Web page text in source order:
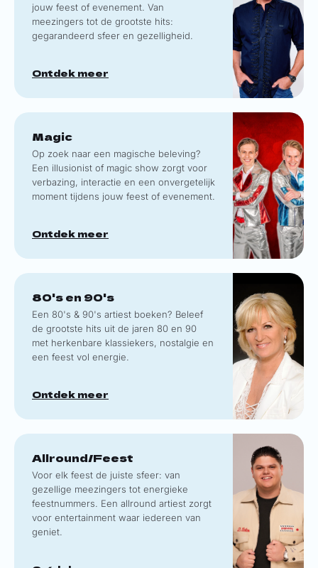
jouw feest of evenement. Van
meezingers tot de grootste hits:
gegarandeerd sfeer en gezelligheid.
Ontdek meer
Magic
Op zoek naar een magische beleving?
Een illusionist of magic show zorgt voor
verbazing, interactie en een onvergetelijk
moment tijdens jouw feest of evenement.
Ontdek meer
80's en 90's
Een 80's & 90's artiest boeken? Beleef
de grootste hits uit de jaren 80 en 90
met herkenbare klassiekers, nostalgie en
een feest vol energie.
Ontdek meer
Allround/Feest
Voor elk feest de juiste sfeer: van
gezellige meezingers tot energieke
feestnummers. Een allround artiest zorgt
voor entertainment waar iedereen van
geniet.